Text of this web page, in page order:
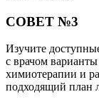
СОВЕТ №3
Изучите
с врачом
химиотерапии и
подходящий план